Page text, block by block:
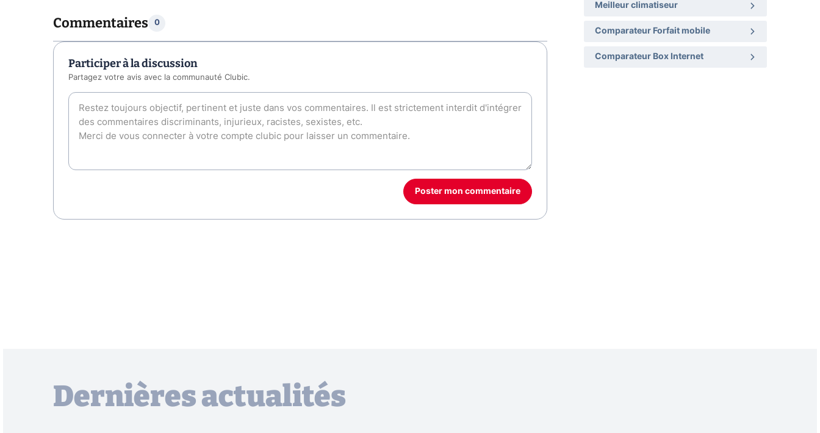
Commentaires 0
Participer à la discussion
Partagez votre avis avec la communauté Clubic.
Poster mon commentaire
Meilleur climatiseur
Comparateur Forfait mobile
Comparateur Box Internet
Dernières actualités